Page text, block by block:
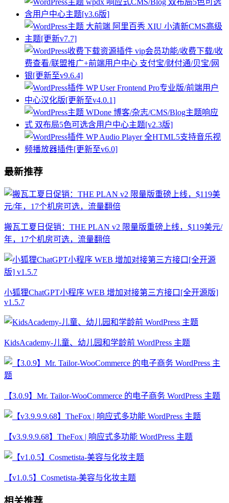
最新推荐
搬瓦工夏日促销：THE PLAN v2 限量版重磅上线，$119美元/
年，17个机房可选，流量翻倍
小狐狸ChatGPT小程序 WEB 增加对接第三方接口[全开源版]
v1.5.7
KidsAcademy-儿童、幼儿园和学龄前 WordPress 主题
【3.0.9】Mr. Tailor-WooCommerce 的电子商务 WordPress 主题
【v3.9.9.9.68】TheFox | 响应式多功能 WordPress 主题
【v1.0.5】Cosmetista-美容与化妆主题
相关推荐